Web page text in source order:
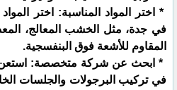
* اختر المواد المناسبة: اختر
في جدة، مثل الخشب المعالج،
المقاوم للأشعة فوق البنفسجية.
* ابحث عن شركة متخصصة:
في تركيب البرجولات والجلسات